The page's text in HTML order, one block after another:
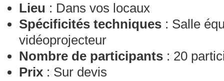
Lieu : Dans vos locaux
Spécificités techniques : Salle
vidéoprojecteur
Nombre de participants : 20
Prix : Sur devis